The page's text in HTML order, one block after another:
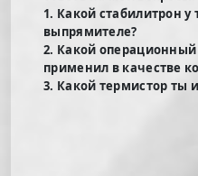
1. Какой стабилитрон у
выпрямителе?
2. Какой
применил в качестве
3. Какой термистор ты